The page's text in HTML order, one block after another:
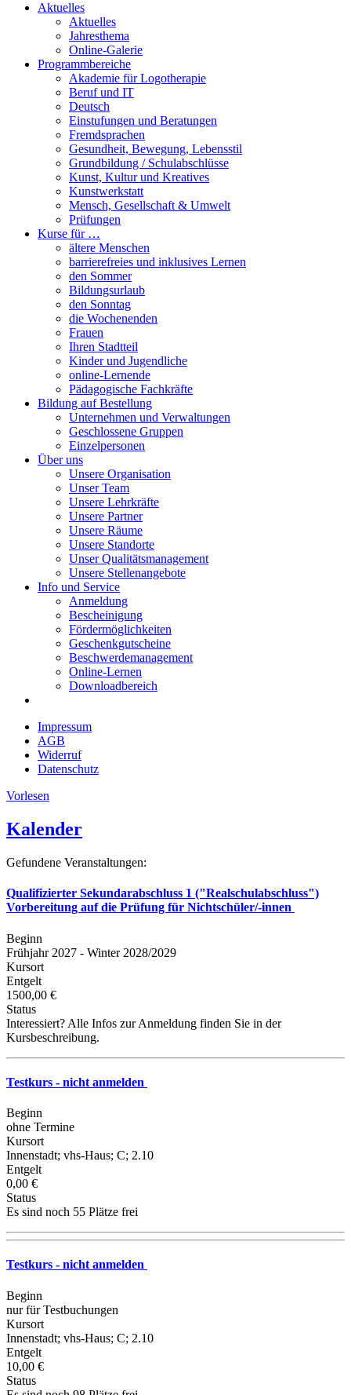
Aktuelles
Aktuelles
Jahresthema
Online-Galerie
Programmbereiche
Akademie für Logotherapie
Beruf und IT
Deutsch
Einstufungen und Beratungen
Fremdsprachen
Gesundheit, Bewegung, Lebensstil
Grundbildung / Schulabschlüsse
Kunst, Kultur und Kreatives
Kunstwerkstatt
Mensch, Gesellschaft & Umwelt
Prüfungen
Kurse für …
ältere Menschen
barrierefreies und inklusives Lernen
den Sommer
Bildungsurlaub
den Sonntag
die Wochenenden
Frauen
Ihren Stadtteil
Kinder und Jugendliche
online-Lernende
Pädagogische Fachkräfte
Bildung auf Bestellung
Unternehmen und Verwaltungen
Geschlossene Gruppen
Einzelpersonen
Über uns
Unsere Organisation
Unser Team
Unsere Lehrkräfte
Unsere Partner
Unsere Räume
Unsere Standorte
Unser Qualitätsmanagement
Unsere Stellenangebote
Info und Service
Anmeldung
Bescheinigung
Fördermöglichkeiten
Geschenkgutscheine
Beschwerdemanagement
Online-Lernen
Downloadbereich
Impressum
AGB
Widerruf
Datenschutz
Vorlesen
Kalender
Gefundene Veranstaltungen:
Qualifizierter Sekundarabschluss 1 ("Realschulabschluss")
Vorbereitung auf die Prüfung für Nichtschüler/-innen
Beginn
Frühjahr 2027 - Winter 2028/2029
Kursort
Entgelt
1500,00 €
Status
Interessiert? Alle Infos zur Anmeldung finden Sie in der
Kursbeschreibung.
Testkurs - nicht anmelden
Beginn
ohne Termine
Kursort
Innenstadt; vhs-Haus; C; 2.10
Entgelt
0,00 €
Status
Es sind noch 55 Plätze frei
Testkurs - nicht anmelden
Beginn
nur für Testbuchungen
Kursort
Innenstadt; vhs-Haus; C; 2.10
Entgelt
10,00 €
Status